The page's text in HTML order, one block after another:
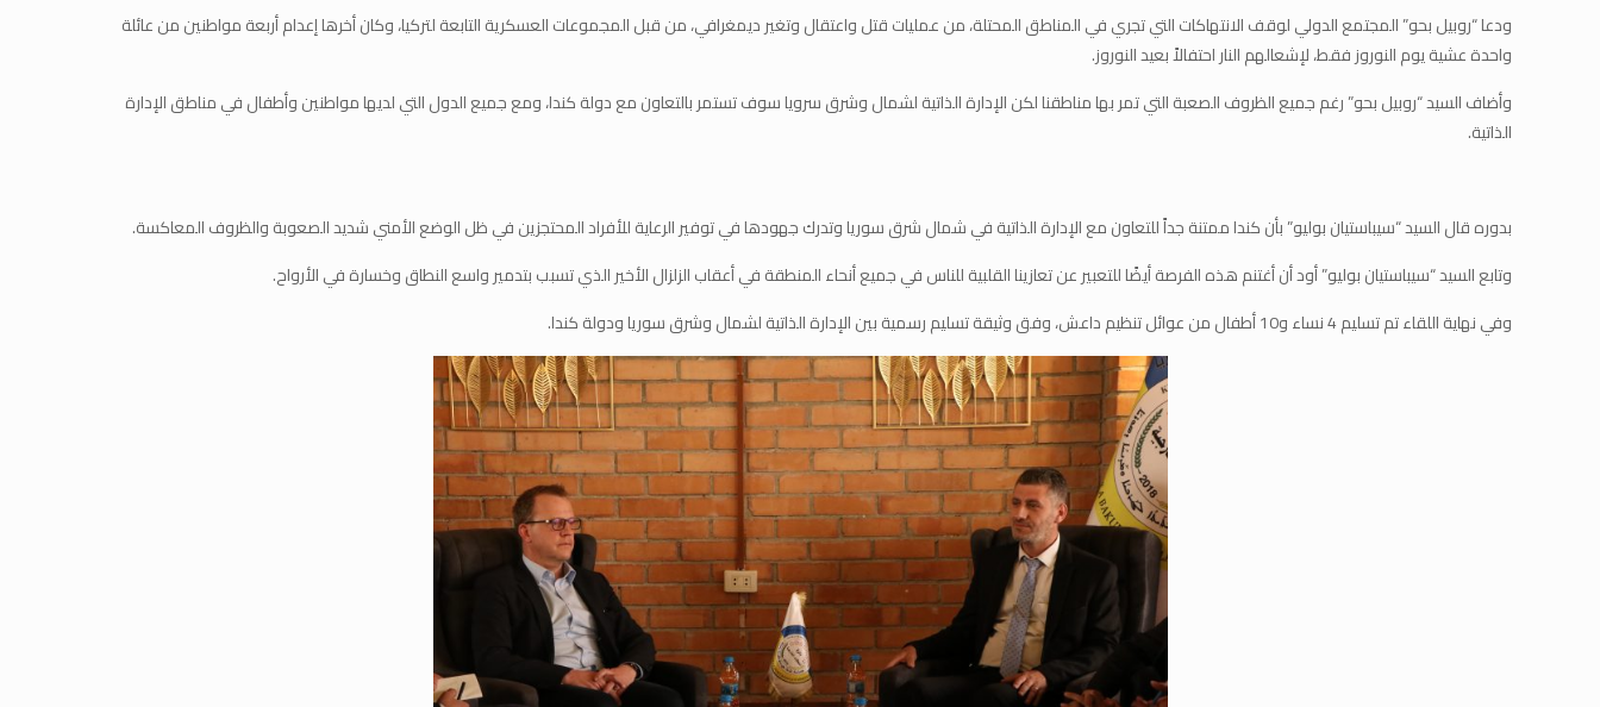
ودعا “روبيل بحو” المجتمع الدولي لوقف الانتهاكات التي تجري في المناطق المحتلة، من عمليات قتل واعتقال وتغير ديمغرافي، من قبل المجموعات العسكرية التابعة لتركيا، وكان أخرها إعدام أربعة مواطنين من عائلة
واحدة عشية يوم النوروز فقط، لإشعالهم النار احتفالاً بعيد النوروز.
وأضاف السيد “روبيل بحو” رغم جميع الظروف الصعبة التي تمر بها مناطقنا لكن الإدارة الذاتية لشمال وشرق سرويا سوف تستمر بالتعاون مع دولة كندا، ومع جميع الدول التي لديها مواطنين وأطفال في مناطق الإدارة
الذاتية.
بدوره قال السيد “سيباستيان بوليو” بأن كندا ممتنة جداً للتعاون مع الإدارة الذاتية في شمال شرق سوريا وتدرك جهودها في توفير الرعاية للأفراد المحتجزين في ظل الوضع الأمني ​​شديد الصعوبة والظروف المعاكسة.
وتابع السيد “سيباستيان بوليو” أود أن أغتنم هذه الفرصة أيضًا للتعبير عن تعازينا القلبية للناس في جميع أنحاء المنطقة في أعقاب الزلزال الأخير الذي تسبب بتدمير واسع النطاق وخسارة في الأرواح.
وفي نهاية اللقاء تم تسليم 4 نساء و10 أطفال من عوائل تنظيم داعش، وفق وثيقة تسليم رسمية بين الإدارة الذاتية لشمال وشرق سوريا ودولة كندا.